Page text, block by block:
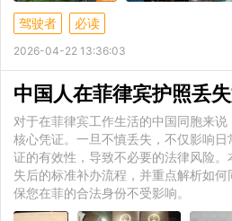
驾驶者 必读
2026-04-22 13:36:03
对于在菲律宾工作生活的中国同胞来
核心凭证。一旦不慎丢失，不仅影响
证的有效性，导致不必要的法律风险
失后的标准补办流程，并重点解析如何
保您在菲的合法身份不受影响。